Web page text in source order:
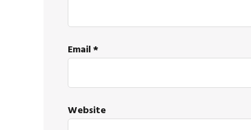
Email*
Website